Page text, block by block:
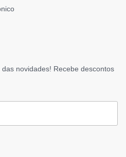
novidades! Recebe descontos